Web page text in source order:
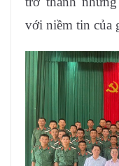
với niềm tin của